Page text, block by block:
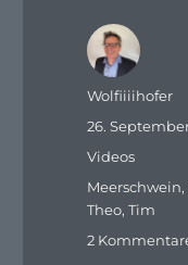
Autor
Wolfiiiihofer
Veröffentlicht
am
26.
Kategorien
Videos
Schlagwörter
Meerschwein,
Theo,Tim
2